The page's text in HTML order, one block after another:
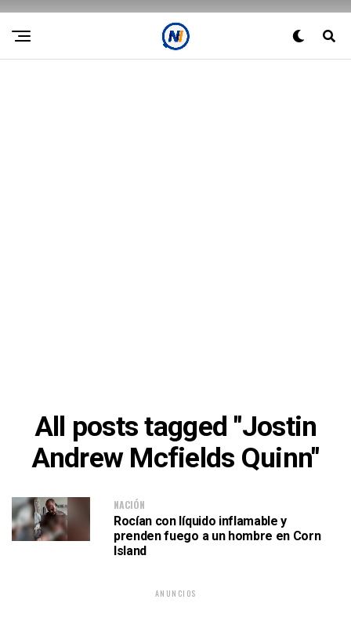
All posts tagged "Jostin
Andrew Mcfields Quinn"
NACIÓN
Rocían con líquido inflamable y
prenden fuego a un hombre en Corn
Island
ANUNCIOS